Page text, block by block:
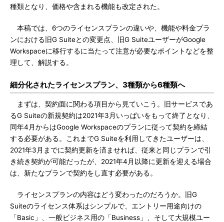
種類となり、価格や含まれる機能も改定された。
本稿では、6つのライセンスプランの違いや、機能や料金プラ
ンにおける旧G Suiteとの変更点、旧G SuiteユーザーがGoogle
Workspaceに移行するに当たって注意が必要なポイントなどを整
理して、解説する。
細分化されたライセンスプラン、3種類から6種類へ
まずは、契約面に関わる項目から見ていこう。旧サービスであ
るG Suiteの新規契約は2021年3月いっぱいをもって終了となり、
同年4月からはGoogle Workspaceのプランに従って契約を締結
する必要がある。これまでG Suiteを利用してきたユーザーは、
2021年3月までに契約更新を済ませれば、従来と同じプランで引
き続き契約が可能だったが、2021年4月以降に更新を迎える場合
は、新たなプランで契約をし直す必要がある。
ライセンスプランの内容はどう変わったのだろうか。旧G
Suiteのライセンス体系はシンプルで、エントリー用途向けの
「Basic」、一般ビジネス用の「Business」、そして大規模ユー